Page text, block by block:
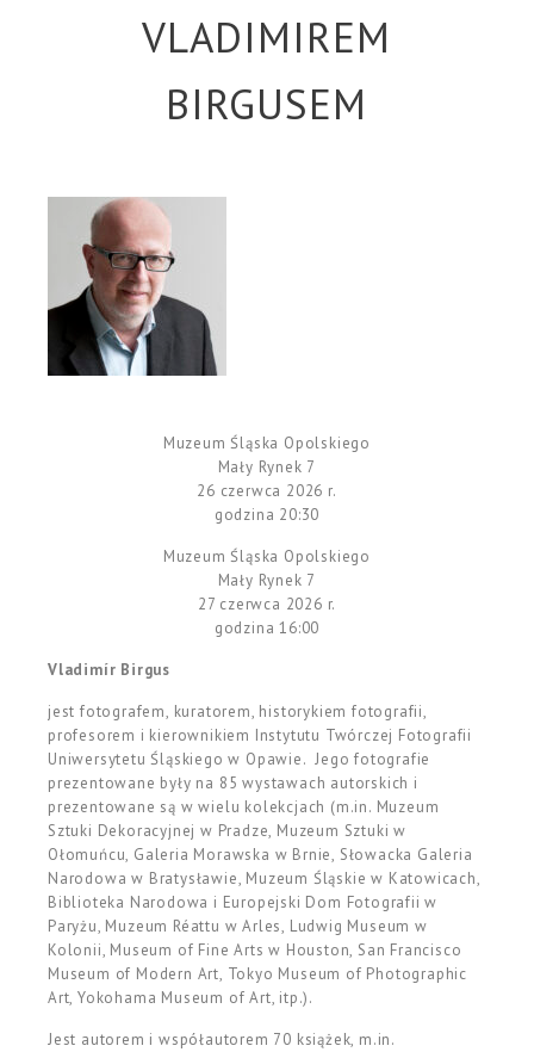
VLADIMIREM
BIRGUSEM
Muzeum Śląska Opolskiego
Mały Rynek 7
26 czerwca 2026 r.
godzina 20:30
Muzeum Śląska Opolskiego
Mały Rynek 7
27 czerwca 2026 r.
godzina 16:00
Vladimír Birgus
jest fotografem, kuratorem, historykiem fotografii,
profesorem i kierownikiem Instytutu Twórczej Fotografii
Uniwersytetu Śląskiego w Opawie. Jego fotografie
prezentowane były na 85 wystawach autorskich i
prezentowane są w wielu kolekcjach (m.in. Muzeum
Sztuki Dekoracyjnej w Pradze, Muzeum Sztuki w
Ołomuńcu, Galeria Morawska w Brnie, Słowacka Galeria
Narodowa w Bratysławie, Muzeum Śląskie w Katowicach,
Biblioteka Narodowa i Europejski Dom Fotografii w
Paryżu, Muzeum Réattu w Arles, Ludwig Museum w
Kolonii, Museum of Fine Arts w Houston, San Francisco
Museum of Modern Art, Tokyo Museum of Photographic
Art, Yokohama Museum of Art, itp.).
Jest autorem i współautorem 70 książek, m.in.